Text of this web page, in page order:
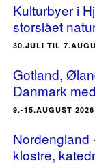
Kulturbyer i
storslået
30.JULI TIL
Gotland,
Danmark
9.-15.AUGUST 2026
Nordengland
klostre,